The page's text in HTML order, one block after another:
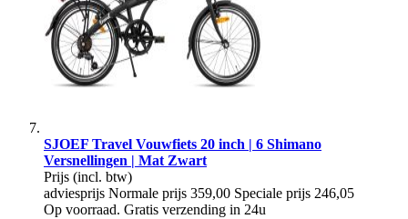
SJOEF Travel Vouwfiets 20 inch | 6 Shimano
Versnellingen | Mat Zwart
Prijs (incl. btw)
adviesprijs Normale prijs 359,00 Speciale prijs 246,05
Op voorraad. Gratis verzending in 24u